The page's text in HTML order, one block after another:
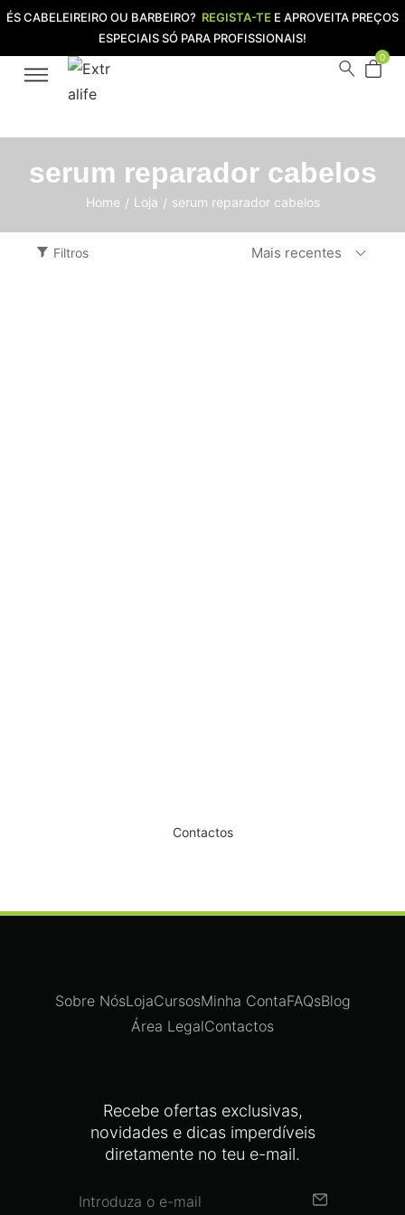
ÉS CABELEIREIRO OU BARBEIRO? REGISTA-TE E APROVEITA PREÇOS
ESPECIAIS SÓ PARA PROFISSIONAIS!
0
serum reparador cabelos
Home / Loja / serum reparador cabelos
Filtros Mais recentes
Contactos
Recebe ofertas exclusivas,
novidades e dicas imperdíveis
diretamente no teu e-mail.
Sobre NósLojaCursosMinha ContaFAQsBlog
Área LegalContactos